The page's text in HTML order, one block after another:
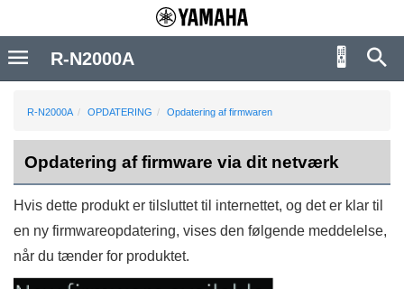
R-N2000A OPDATERING Opdatering af firmwaren
Opdatering af firmware via dit netværk
Hvis dette produkt er tilsluttet til internettet, og det er klar til
en ny firmwareopdatering, vises den følgende meddelelse,
når du tænder for produktet.
R-N2000A